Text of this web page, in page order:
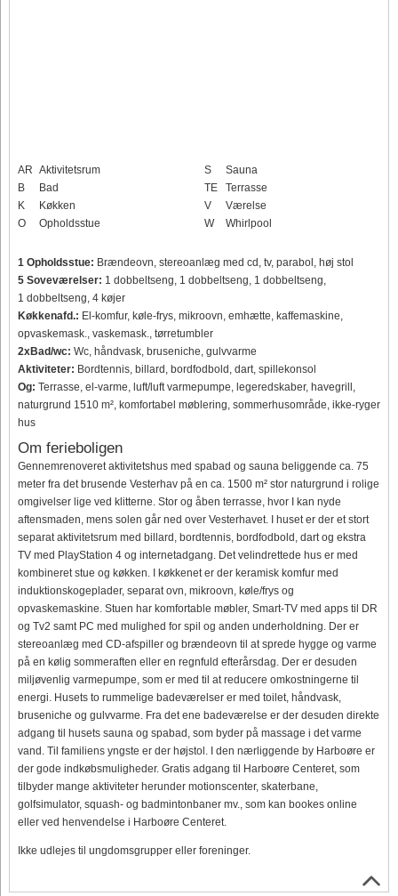
AR Aktivitetsrum
B
Bad
K
Køkken
O
Opholdsstue
S
Sauna
TE
Terrasse
V
Værelse
W
Whirlpool
1 Opholdsstue: Brændeovn, stereoanlæg med cd, tv, parabol, høj stol
5 Soveværelser: 1 dobbeltseng, 1 dobbeltseng, 1 dobbeltseng,
1 dobbeltseng, 4 køjer
Køkkenafd.: El-komfur, køle-frys, mikroovn, emhætte, kaffemaskine,
opvaskemask., vaskemask., tørretumbler
2xBad/wc: Wc, håndvask, bruseniche, gulvvarme
Aktiviteter: Bordtennis, billard, bordfodbold, dart, spillekonsol
Og: Terrasse, el-varme, luft/luft varmepumpe, legeredskaber, havegrill,
naturgrund 1510 m², komfortabel møblering, sommerhusområde, ikke-ryger
hus
Om ferieboligen
Gennemrenoveret aktivitetshus med spabad og sauna beliggende ca. 75
meter fra det brusende Vesterhav på en ca. 1500 m² stor naturgrund i rolige
omgivelser lige ved klitterne. Stor og åben terrasse, hvor I kan nyde
aftensmaden, mens solen går ned over Vesterhavet. I huset er der et stort
separat aktivitetsrum med billard, bordtennis, bordfodbold, dart og ekstra
TV med PlayStation 4 og internetadgang. Det velindrettede hus er med
kombineret stue og køkken. I køkkenet er der keramisk komfur med
induktionskogeplader, separat ovn, mikroovn, køle/frys og
opvaskemaskine. Stuen har komfortable møbler, Smart-TV med apps til DR
og Tv2 samt PC med mulighed for spil og anden underholdning. Der er
stereoanlæg med CD-afspiller og brændeovn til at sprede hygge og varme
på en kølig sommeraften eller en regnfuld efterårsdag. Der er desuden
miljøvenlig varmepumpe, som er med til at reducere omkostningerne til
energi. Husets to rummelige badeværelser er med toilet, håndvask,
bruseniche og gulvvarme. Fra det ene badeværelse er der desuden direkte
adgang til husets sauna og spabad, som byder på massage i det varme
vand. Til familiens yngste er der højstol. I den nærliggende by Harboøre er
der gode indkøbsmuligheder. Gratis adgang til Harboøre Centeret, som
tilbyder mange aktiviteter herunder motionscenter, skaterbane,
golfsimulator, squash- og badmintonbaner mv., som kan bookes online
eller ved henvendelse i Harboøre Centeret.
Ikke udlejes til ungdomsgrupper eller foreninger.